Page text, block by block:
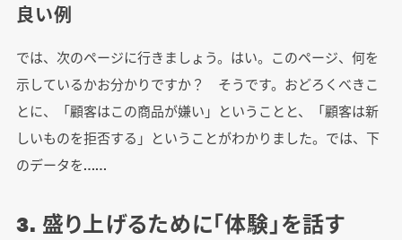
良い例
では、次のページに行きましょう。はい。このページ、何を
示しているかお分かりですか？ そうです。おどろくべきこ
とに、「顧客はこの商品が嫌い」ということと、「顧客は新
しいものを拒否する」ということがわかりました。では、下
のデータを……
3. 盛り上げるために「体験」を話す